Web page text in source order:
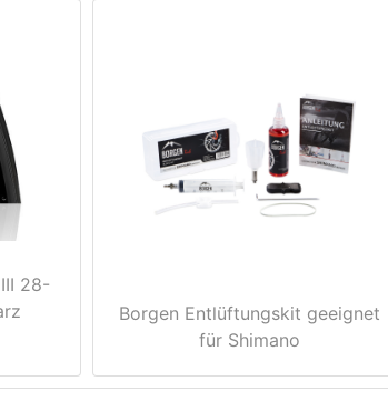
28-
Borgen Entlüftungskit geeignet
für Shimano